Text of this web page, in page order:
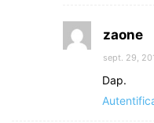
zaone
sept. 29,
Dap.